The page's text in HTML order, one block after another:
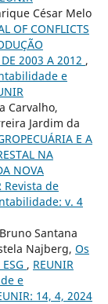
César Melo
OF CONFLICTS
2003 A 2012 ,
e
Carvalho,
Jardim da
E A
NA
NOVA
Revista de
v. 4
Santana
Najberg, Os
, REUNIR
e
14, 4, 2024